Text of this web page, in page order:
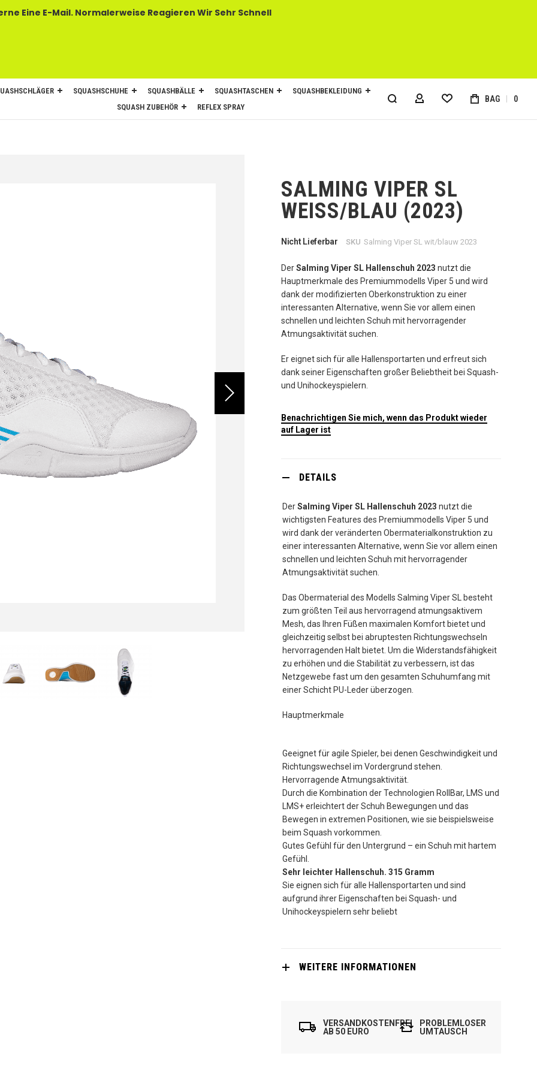
Mail. Normalerweise Reagieren Wir Sehr Schnell
SQUASHSCHUHE SQUASHBÄLLE SQUASHTASCHEN
SQUASHBEKLEIDUNG
SQUASH ZUBEHÖR
REFLEX SPRAY MY ACCOUNT BAG 0
SALMING VIPER SL
WEISS/BLAU (2023)
Nicht Lieferbar SKU Salming Viper SL wit/blauw 2023
DerSalming Viper SL Hallenschuh 2023 nutzt die
Hauptmerkmale des Premiummodells Viper 5 und wird
dank der modifizierten Oberkonstruktion zu einer
interessanten Alternative, wenn Sie vor allem einen
schnellen und leichten Schuh mit hervorragender
Atmungsaktivität suchen.
Er eignet sich für alle Hallensportarten und erfreut sich
dank seiner Eigenschaften großer Beliebtheit bei Squash-
und Unihockeyspielern.
Benachrichtigen Sie mich, wenn das Produkt wieder
auf Lager ist
DETAILS
DerSalming Viper SL Hallenschuh 2023 nutzt die
wichtigsten Features des Premiummodells Viper 5 und
wird dank der veränderten Obermaterialkonstruktion zu
einer interessanten Alternative, wenn Sie vor allem einen
schnellen und leichten Schuh mit hervorragender
Atmungsaktivität suchen.
Das Obermaterial des Modells Salming Viper SL besteht
zum größten Teil aus hervorragend atmungsaktivem
Mesh, das Ihren Füßen maximalen Komfort bietet und
gleichzeitig selbst bei abruptesten Richtungswechseln
hervorragenden Halt bietet. Um die Widerstandsfähigkeit
zu erhöhen und die Stabilität zu verbessern, ist das
Netzgewebe fast um den gesamten Schuhumfang mit
einer Schicht PU-Leder überzogen.
Hauptmerkmale
Geeignet für agile Spieler, bei denen Geschwindigkeit und
Richtungswechsel im Vordergrund stehen.
Hervorragende Atmungsaktivität.
Durch die Kombination der Technologien RollBar, LMS und
LMS+ erleichtert der Schuh Bewegungen und das
Bewegen in extremen Positionen, wie sie beispielsweise
beim Squash vorkommen.
Gutes Gefühl für den Untergrund – ein Schuh mit hartem
Gefühl.
Sehr leichter Hallenschuh. 315 Gramm
Sie eignen sich für alle Hallensportarten und sind
aufgrund ihrer Eigenschaften bei Squash- und
Unihockeyspielern sehr beliebt
WEITERE INFORMATIONEN
VERSANDKOSTENFREI
AB 50 EURO
PROBLEMLOSER
UMTAUSCH